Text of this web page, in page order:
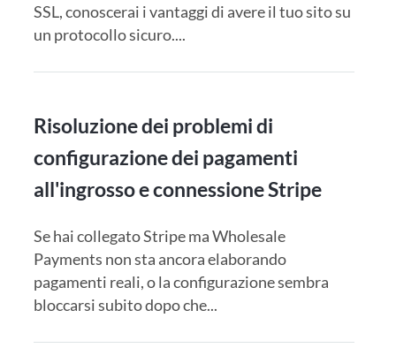
SSL, conoscerai i vantaggi di avere il tuo sito su
un protocollo sicuro....
Risoluzione dei problemi di
configurazione dei pagamenti
all'ingrosso e connessione Stripe
Se hai collegato Stripe ma Wholesale
Payments non sta ancora elaborando
pagamenti reali, o la configurazione sembra
bloccarsi subito dopo che...